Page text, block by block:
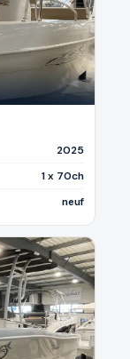
2025
1 x 70ch
neuf